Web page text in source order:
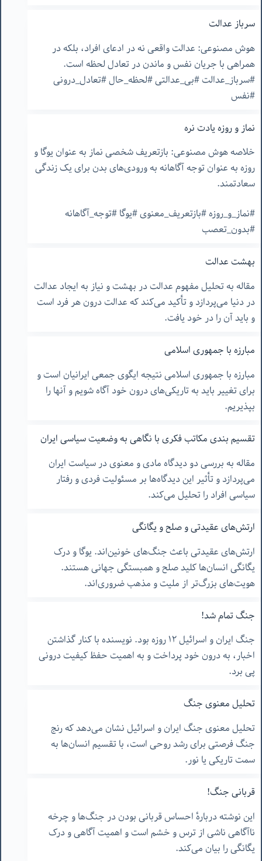
سرباز عدالت
هوش مصنوعی: عدالت واقعی نه در ادعای افراد، بلکه در
همراهی با جریان نفس و ماندن در تعادل لحظه است.
#سرباز_عدالت #بی_عدالتی #لحظه_حال #تعادل_درونی
#نفس
نماز و روزه یادت نره
خلاصه هوش مصنوعی: بازتعریف شخصی نماز به عنوان یوگا و
روزه به عنوان توجه آگاهانه به ورودی‌های بدن برای یک زندگی
سعادتمند.
#نماز_و_روزه #بازتعریف_معنوی #یوگا #توجه_آگاهانه
#بدون_تعصب
بهشت عدالت
مقاله به تحلیل مفهوم عدالت در بهشت و نیاز به ایجاد عدالت
در دنیا می‌پردازد و تأکید می‌کند که عدالت درون هر فرد است
و باید آن را در خود یافت.
مبارزه با جمهوری اسلامی
مبارزه با جمهوری اسلامی نتیجه ایگوی جمعی ایرانیان است و
برای تغییر باید به تاریکی‌های درون خود آگاه شویم و آنها را
بپذیریم.
تقسیم بندی مکاتب فکری با نگاهی به وضعیت سیاسی ایران
مقاله به بررسی دو دیدگاه مادی و معنوی در سیاست ایران
می‌پردازد و تأثیر این دیدگاه‌ها بر مسئولیت فردی و رفتار
سیاسی افراد را تحلیل می‌کند.
ارتش‌های عقیدتی و صلح و یگانگی
ارتش‌های عقیدتی باعث جنگ‌های خونین‌اند. یوگا و درک
یگانگی انسان‌ها کلید صلح و همبستگی جهانی هستند.
هویت‌های بزرگ‌تر از ملیت و مذهب ضروری‌اند.
جنگ تمام شد!
جنگ ایران و اسرائیل ۱۲ روزه بود. نویسنده با کنار گذاشتن
اخبار، به درون خود پرداخت و به اهمیت حفظ کیفیت درونی
پی برد.
تحلیل معنوی جنگ
تحلیل معنوی جنگ ایران و اسرائیل نشان می‌دهد که رنج
جنگ فرصتی برای رشد روحی است، با تقسیم انسان‌ها به
سمت تاریکی یا نور.
قربانی جنگ!
این نوشته دربارهٔ احساس قربانی بودن در جنگ‌ها و چرخه
ناآگاهی ناشی از ترس و خشم است و اهمیت آگاهی و درک
یگانگی را بیان می‌کند.